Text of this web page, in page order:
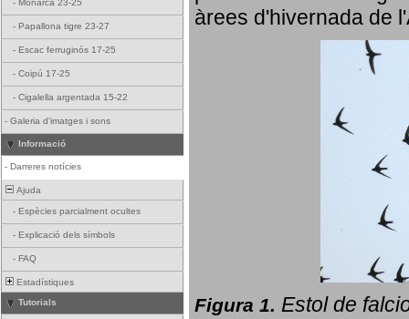
- Monarca 23-25
- Papallona tigre 23-27
- Escac ferruginós 17-25
- Coipú 17-25
- Cigalella argentada 15-22
- Galeria d'imatges i sons
Informació
- Darreres notícies
Ajuda
- Espècies parcialment ocultes
- Explicació dels símbols
- FAQ
Estadístiques
Tutorials
àrees d'hivernada de
Figura 1. Estol de